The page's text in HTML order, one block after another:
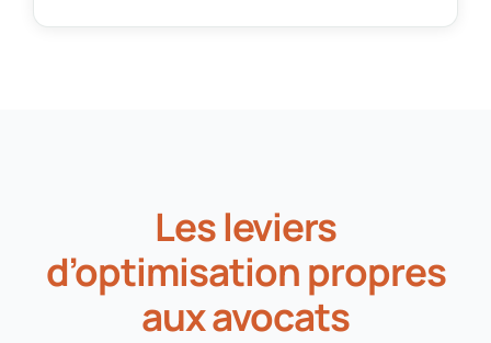
Les leviers
d’optimisation propres
aux avocats